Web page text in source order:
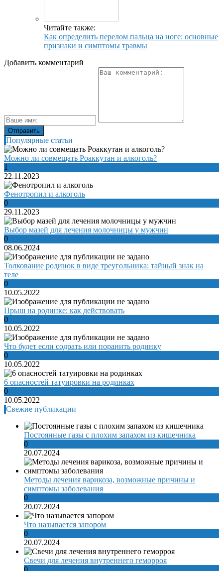
Читайте также:
Как определить перелом пальца на ноге: основные
признаки и симптомы травмы
Добавить комментарий
Популярные статьи
Можно ли совмещать Роаккутан и алкоголь?
1
22.11.2023
Фенотропил и алкоголь
0
29.11.2023
Выбор мазей для лечения молочницы у мужчин
0
08.06.2024
Толкование родинок в виде треугольника: тайный знак на
теле
0
10.05.2022
Прыщ на родинке: как действовать
0
10.05.2022
Что будет если содрать или поранить родинку
0
10.05.2022
6 опасностей татуировки на родинках
0
10.05.2022
Свежие публикации
Постоянные газы с плохим запахом из кишечника
0
20.07.2024
Методы лечения варикоза, возможные причины и
симптомы заболевания
0
20.07.2024
Что называется запором
0
20.07.2024
Свечи для лечения внутреннего геморроя